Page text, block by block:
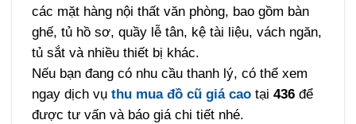
các mặt hàng nội thất văn phòng, bao gồm bàn
ghế, tủ hồ sơ, quầy lễ tân, kệ tài liệu, vách ngăn,
tủ sắt và nhiều thiết bị khác.
Nếu bạn đang có nhu cầu thanh lý, có thể xem
ngay dịch vụthu mua đồ cũ giá cao tại436 để
được tư vấn và báo giá chi tiết nhé.